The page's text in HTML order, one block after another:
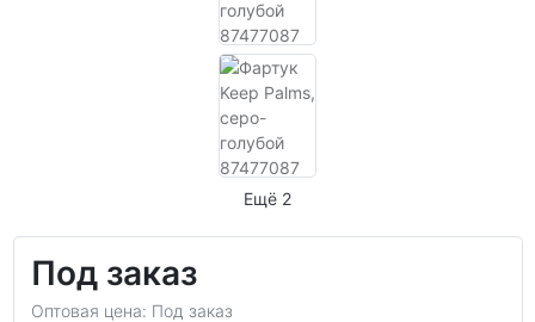
Ещё 2
Под заказ
Оптовая цена: Под заказ